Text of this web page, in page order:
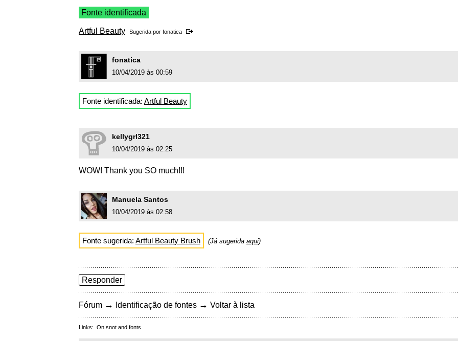
Fonte identificada
Artful Beauty Sugerida por fonatica
fonatica
10/04/2019 às 00:59
Fonte identificada: Artful Beauty
kellygrl321
10/04/2019 às 02:25
WOW! Thank you SO much!!!
Manuela Santos
10/04/2019 às 02:58
Fonte sugerida: Artful Beauty Brush (Já sugerida aqui)
Responder
Fórum → Identificação de fontes → Voltar à lista
Links: On snot and fonts